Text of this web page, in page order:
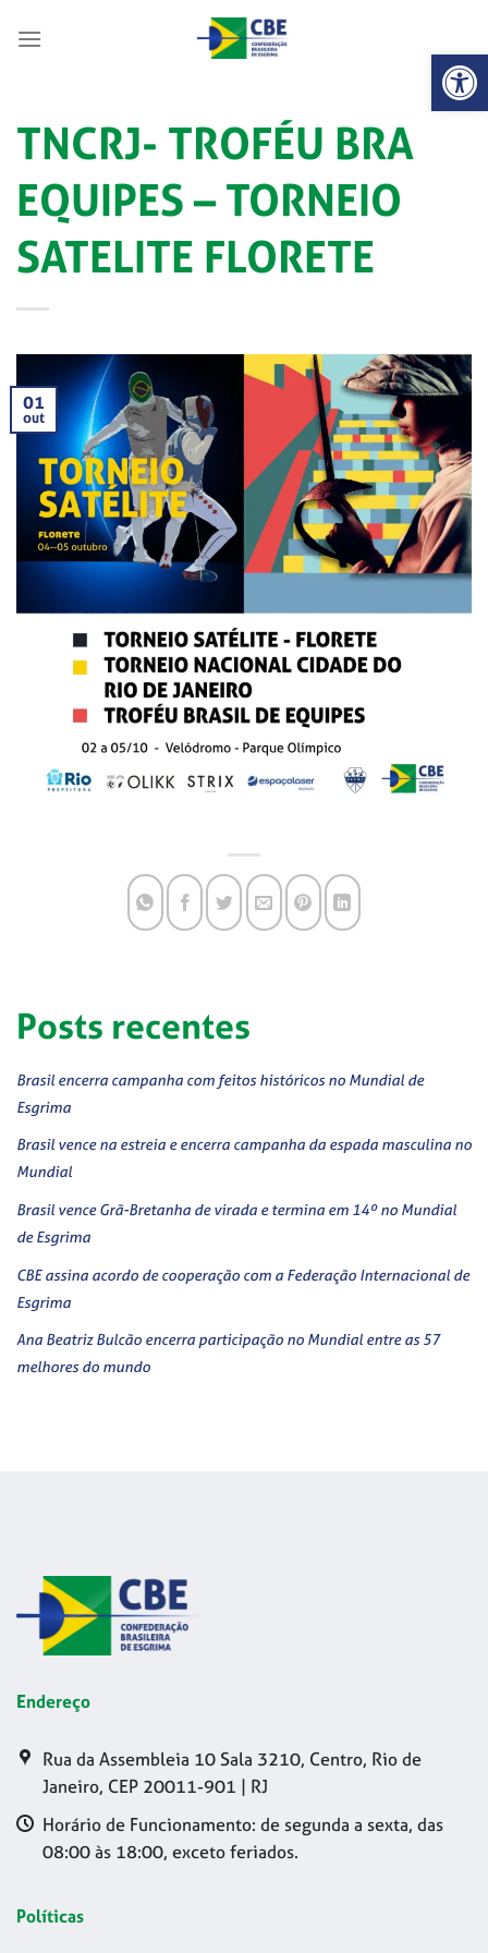
Abrir
TNCRJ- TROFÉU BRA
EQUIPES – TORNEIO
SATELITE FLORETE
01
out
Posts recentes
Brasil encerra campanha com feitos históricos no Mundial de
Esgrima
Brasil vence na estreia e encerra campanha da espada masculina no
Mundial
Brasil vence Grã-Bretanha de virada e termina em 14º no Mundial
de Esgrima
CBE assina acordo de cooperação com a Federação Internacional de
Esgrima
Ana Beatriz Bulcão encerra participação no Mundial entre as 57
melhores do mundo
Endereço
Rua da Assembleia 10 Sala 3210, Centro, Rio de
Janeiro, CEP 20011-901 | RJ
Horário de Funcionamento: de segunda a sexta, das
08:00 às 18:00, exceto feriados.
Políticas